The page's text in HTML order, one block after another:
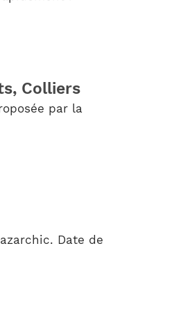
Colliers
par la
Date de